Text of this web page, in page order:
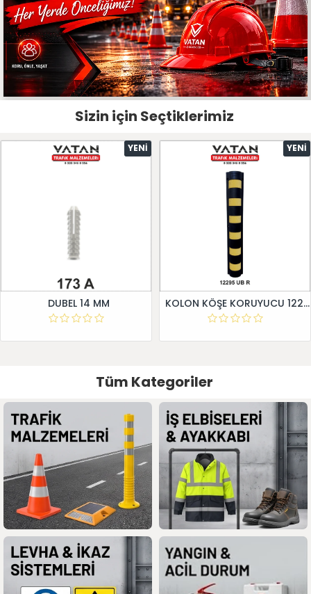
Sizin için Seçtiklerimiz
YENI
DUBEL 14 MM
YENI
KOLON KÖŞE KORUYUCU 12295 UB R
Tüm Kategoriler